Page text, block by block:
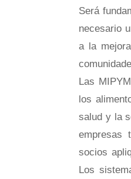
Será
necesario
a la
Las
los
salud y la
empresas
socios
Los